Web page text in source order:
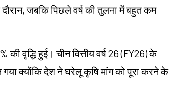
जबकि पिछले वर्ष की तुलना में बहुत कम
वृद्धि हुई। चीन वित्तीय वर्ष 26 (FY26) के
गया क्योंकि देश ने घरेलू कृषि मांग को पूरा करने के